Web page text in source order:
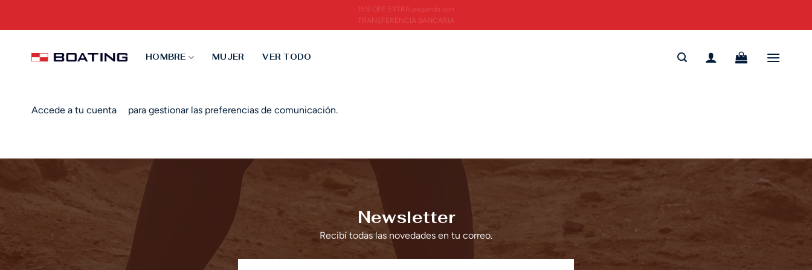
15% OFF EXTRA pagando con
TRANSFERENCIA BANCARIA
HOMBRE MUJER VER TODO
Accede a tu cuenta para gestionar las preferencias de comunicación.
Newsletter
Recibí todas las novedades en tu correo.